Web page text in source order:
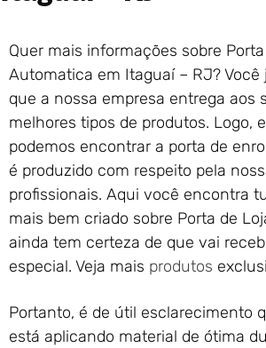
Portão de
Enrolar
Portão
Enrolar
Portão
Enrolar
Portão
Enrolar
RJ
Quer mais informações sobre
Automatica em Itaguaí – RJ? Você
que a nossa empresa entrega aos
melhores tipos de produtos. Logo,
podemos encontrar a porta de
é produzido com respeito pela
profissionais. Aqui você encontra
mais bem criado sobre Porta de
ainda tem certeza de que vai
especial. Veja mais produtos
Portanto, é de útil esclarecimento
está aplicando material de ótima